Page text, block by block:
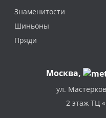
Знаменитости
Шиньоны
Пряди
Москва,
ул.
2 этаж ТЦ